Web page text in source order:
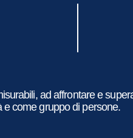
ad affrontare e
e come gruppo di persone.